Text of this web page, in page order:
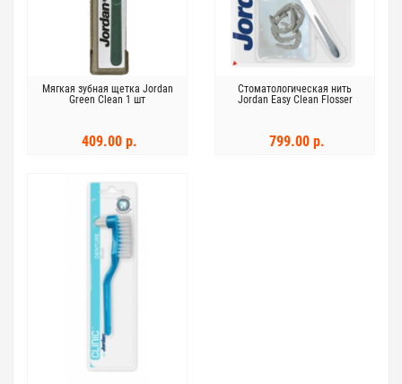
Мягкая зубная щетка Jordan
Green Clean 1 шт
409.00 р.
Стоматологическая нить
Jordan Easy Clean Flosser
799.00 р.